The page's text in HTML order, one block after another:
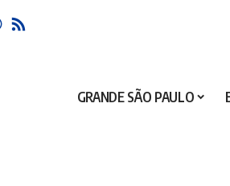
GRANDE SÃO PAULO